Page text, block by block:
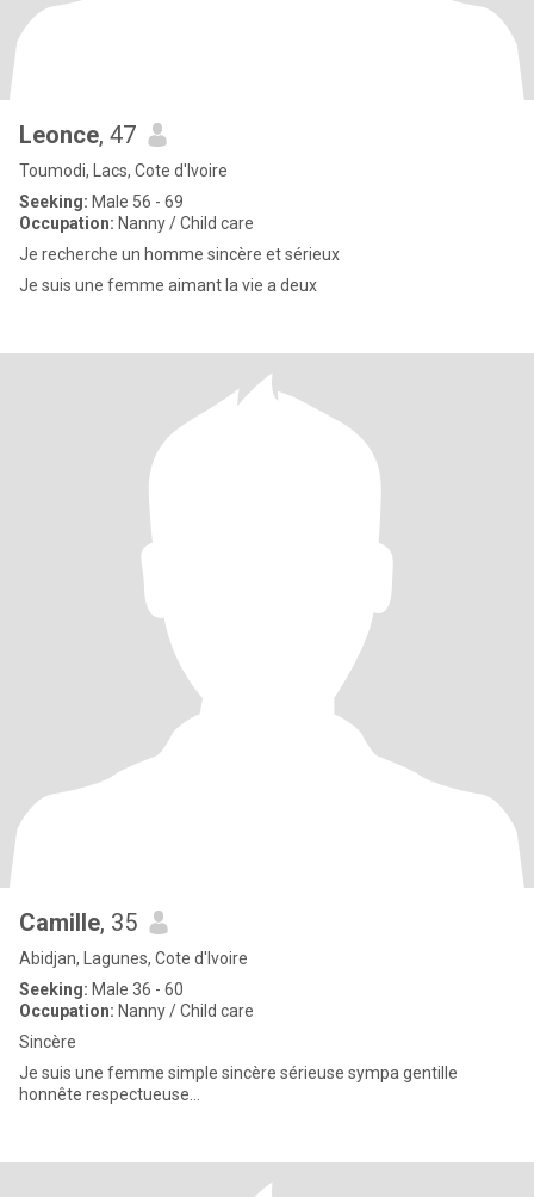
Leonce, 47
Toumodi, Lacs, Cote d'Ivoire
Seeking: Male 56 - 69
Occupation: Nanny / Child care
Je recherche un homme sincère et sérieux
Je suis une femme aimant la vie a deux
Camille, 35
Abidjan, Lagunes, Cote d'Ivoire
Seeking: Male 36 - 60
Occupation: Nanny / Child care
Sincère
Je suis une femme simple sincère sérieuse sympa gentille
honnête respectueuse...